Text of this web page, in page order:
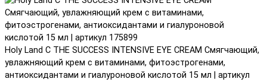
Holy Land C THE SUCCESS INTENSIVE EYE CREAM Смягчающий,
увлажняющий крем с витаминами, фитоэстрогенами,
антиоксидантами и гиалуроновой кислотой 15 мл | артикул